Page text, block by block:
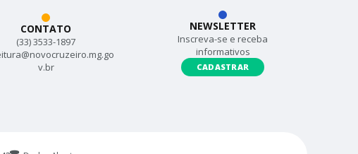
CONTATO
(33) 3533-1897
v.br
NEWSLETTER
Inscreva-se e receba
informativos
CADASTRAR